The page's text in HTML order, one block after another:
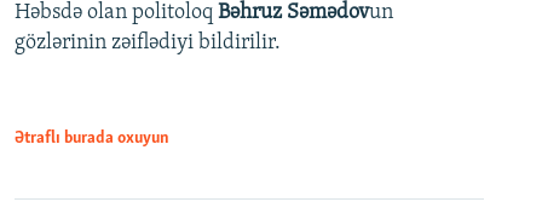
Həbsdə olan politoloq Bəhruz Səmədovun
gözlərinin zəiflədiyi bildirilir.
Ətraflı burada oxuyun